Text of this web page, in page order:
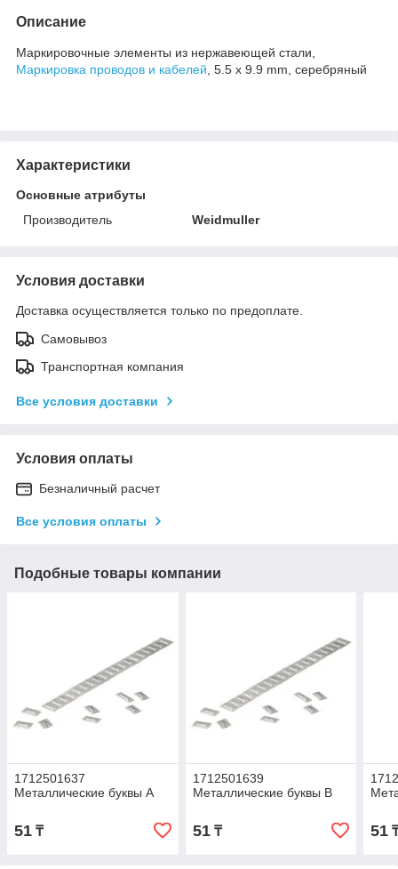
Описание
Маркировочные элементы из нержавеющей стали,
Маркировка проводов и кабелей , 5.5 x 9.9 mm, серебряный
Характеристики
Основные атрибуты
Производитель
Weidmuller
Условия доставки
Доставка осуществляется только по предоплате.
Самовывоз
Транспортная компания
Все условия доставки
Условия оплаты
Безналичный расчет
Все условия оплаты
Подобные товары компании
1712501637
Металлические буквы А
51 ₸
1712501639
Металлические буквы В
51₸ 51